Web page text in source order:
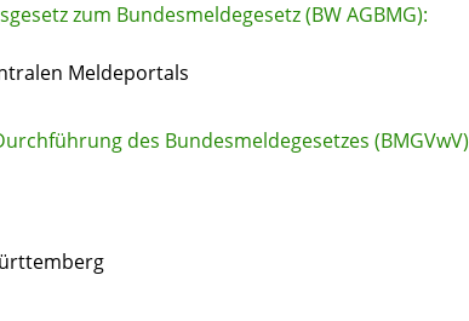
zum Bundesmeldegesetz (BW AGBMG):
Meldeportals
des Bundesmeldegesetzes (BMGVwV)